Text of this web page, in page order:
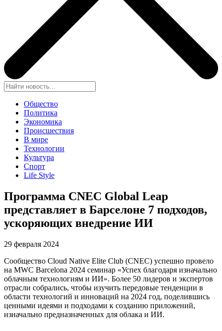
Общество
Политика
Экономика
Происшествия
В мире
Технологии
Культура
Спорт
Life Style
Программа CNEC Global Leap
представляет в Барселоне 7 подходов,
ускоряющих внедрение ИИ
29 февраля 2024
Сообщество Cloud Native Elite Club (CNEC) успешно провело
на MWC Barcelona 2024 семинар «Успех благодаря изначально
облачным технологиям и ИИ». Более 50 лидеров и экспертов
отрасли собрались, чтобы изучить передовые тенденции в
области технологий и инноваций на 2024 год, поделившись
ценными идеями и подходами к созданию приложений,
изначально предназначенных для облака и ИИ.